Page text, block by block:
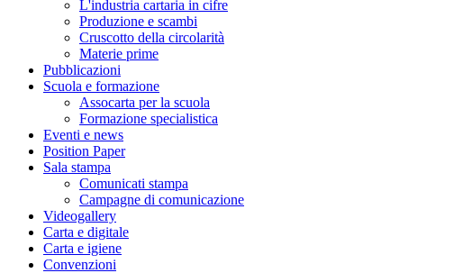
L'industria cartaria in cifre
Produzione e scambi
Cruscotto della circolarità
Materie prime
Pubblicazioni
Scuola e formazione
Assocarta per la scuola
Formazione specialistica
Eventi e news
Position Paper
Sala stampa
Comunicati stampa
Campagne di comunicazione
Videogallery
Carta e digitale
Carta e igiene
Convenzioni